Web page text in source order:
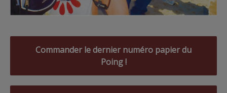
Commander le dernier numéro papier du
Poing !